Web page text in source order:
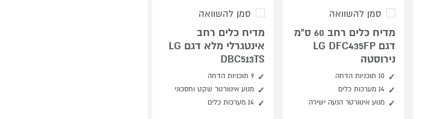
סמן להשוואה
מדיח כלים רחב 60 ס"מ
דגם LG DFC435FP
נירוסטה
10 תוכניות הדחה
14 מערכות כלים
מנוע אינוורטר הנעה ישירה
סמן להשוואה
מדיח כלים רחב
אינטגרלי מלא דגם LG
DBC513TS
9 תוכניות הדחה
מנוע אינוורטר שקט וחסכוני
14 מערכות כלים